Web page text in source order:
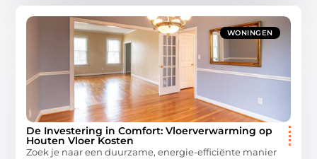
WONINGEN
De Investering in Comfort: Vloerverwarming op
Houten Vloer Kosten
Zoek je naar een duurzame, energie-efficiënte manier